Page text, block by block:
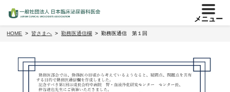
メニュー
HOME 皆さまへ 勤務医通信欄 勤務医通信 第１回